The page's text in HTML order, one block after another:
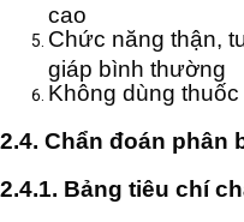
cao
Chức năng thận,
giáp bình thường
Không dùng thuốc
2.4. Chẩn đoán phân
2.4.1. Bảng tiêu chí